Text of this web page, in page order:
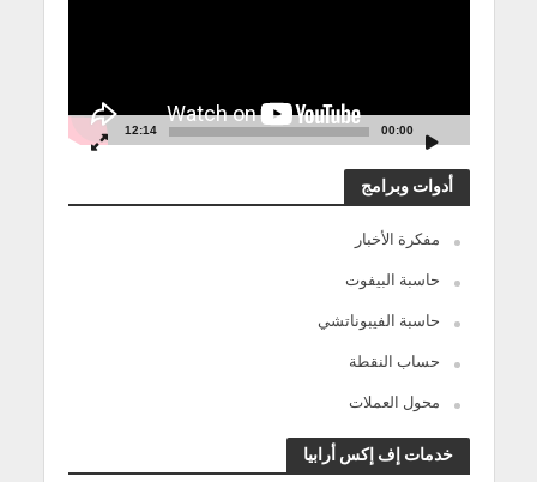
00:00
12:14
أدوات وبرامج
مفكرة الأخبار
حاسبة البيفوت
حاسبة الفيبوناتشي
حساب النقطة
محول العملات
خدمات إف إكس أرابيا